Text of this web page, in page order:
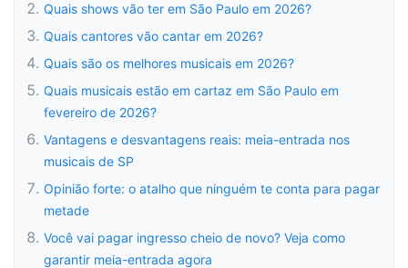
Quais shows vão ter em São Paulo em 2026?
Quais cantores vão cantar em 2026?
Quais são os melhores musicais em 2026?
Quais musicais estão em cartaz em São Paulo em
fevereiro de 2026?
Vantagens e desvantagens reais: meia-entrada nos
musicais de SP
Opinião forte: o atalho que ninguém te conta para pagar
metade
Você vai pagar ingresso cheio de novo? Veja como
garantir meia-entrada agora